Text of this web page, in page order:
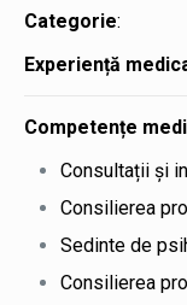
Categorie:
Experiență
Competențe
Consultații și
Consilierea
Sedinte de
Consilierea